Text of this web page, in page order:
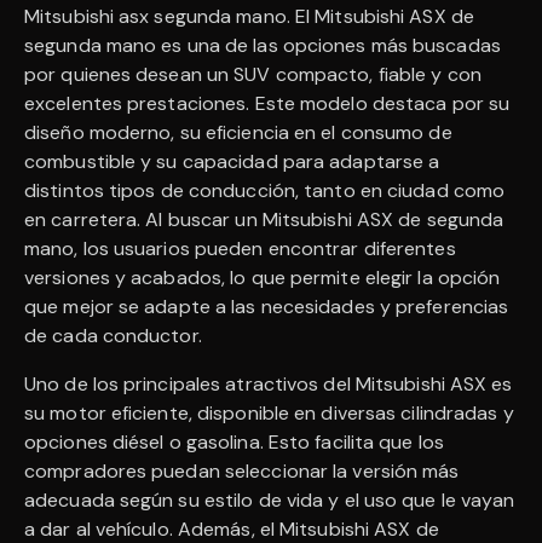
Mitsubishi asx segunda mano. El Mitsubishi ASX de
segunda mano es una de las opciones más buscadas
por quienes desean un SUV compacto, fiable y con
excelentes prestaciones. Este modelo destaca por su
diseño moderno, su eficiencia en el consumo de
combustible y su capacidad para adaptarse a
distintos tipos de conducción, tanto en ciudad como
en carretera. Al buscar un Mitsubishi ASX de segunda
mano, los usuarios pueden encontrar diferentes
versiones y acabados, lo que permite elegir la opción
que mejor se adapte a las necesidades y preferencias
de cada conductor.
Uno de los principales atractivos del Mitsubishi ASX es
su motor eficiente, disponible en diversas cilindradas y
opciones diésel o gasolina. Esto facilita que los
compradores puedan seleccionar la versión más
adecuada según su estilo de vida y el uso que le vayan
a dar al vehículo. Además, el Mitsubishi ASX de